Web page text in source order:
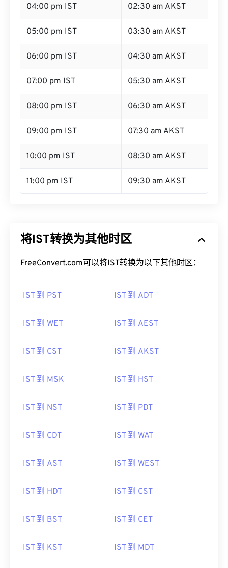
04:00 pm IST 02:30 am AKST
05:00 pm IST 03:30 am AKST
06:00 pm IST 04:30 am AKST
07:00 pm IST 05:30 am AKST
08:00 pm IST 06:30 am AKST
09:00 pm IST 07:30 am AKST
10:00 pm IST 08:30 am AKST
11:00 pm IST 09:30 am AKST
将IST转换为其他时区
FreeConvert.com可以将IST转换为以下其他时区：
IST 到 PST IST 到 ADT
IST 到 WET IST 到 AEST
IST 到 CST IST 到 AKST
IST 到 MSK IST 到 HST
IST 到 NST IST 到 PDT
IST 到 CDT IST 到 WAT
IST 到 AST IST 到 WEST
IST 到 HDT IST 到 CST
IST 到 BST IST 到 CET
IST 到 KST IST 到 MDT